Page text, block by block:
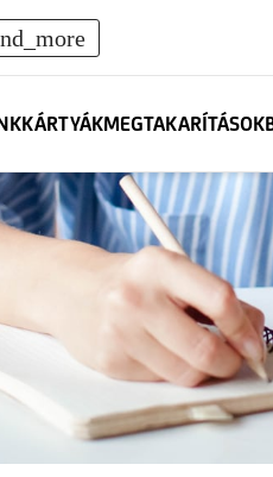
MEGTAKARÍTÁSOK